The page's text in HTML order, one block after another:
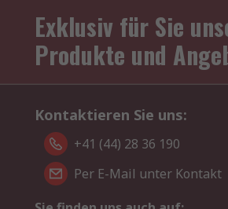
Exklusiv für Sie
Produkte und
Kontaktieren Sie uns:
+41 (44) 28 36 190
Per E-Mail unter Kontakt